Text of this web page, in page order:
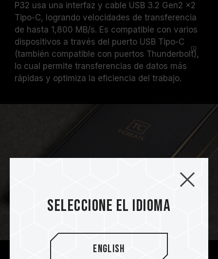
P32 usa una interfaz y cable USB 3.2 Gen2 x2
Tipo-C, logrando velocidades de transferencia
de hasta 1,800 MB/s. Es compatible con varios
dispositivos a través del puerto USB Tipo-C
(también compatible con puertos Thunderbolt),
lo cual permite transferencias de datos más
rápidas y optimiza la eficiencia del trabajo.
Seleccione el idioma
English